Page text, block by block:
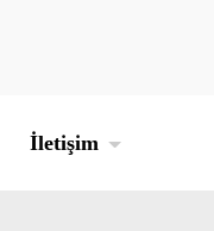
İletişim